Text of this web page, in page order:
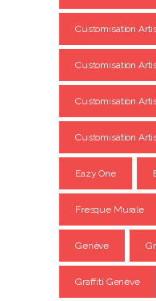
Customisation
Customisation
Customisation
Customisation
Eazy One
Fresque Murale
Genève
Graffiti Genève